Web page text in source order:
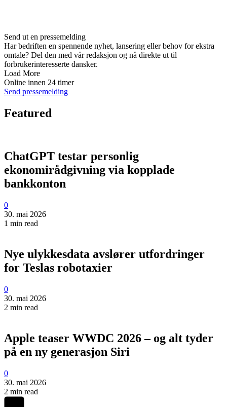
Send ut en pressemelding
Har bedriften en spennende nyhet, lansering eller behov for ekstra
omtale? Del den med vår redaksjon og nå direkte ut til
forbrukerinteresserte dansker.
Load More
Online innen 24 timer
Send pressemelding
Featured
ChatGPT testar personlig
ekonomirådgivning via kopplade
bankkonton
0
30. mai 2026
1 min read
Nye ulykkesdata avslører utfordringer
for Teslas robotaxier
0
30. mai 2026
2 min read
Apple teaser WWDC 2026 – og alt tyder
på en ny generasjon Siri
0
30. mai 2026
2 min read